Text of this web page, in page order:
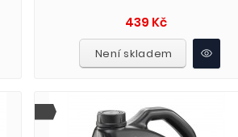
439 KčCena
Není skladem